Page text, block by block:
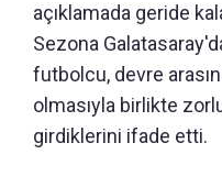
açıklamada geride
Sezona
futbolcu, devre
olmasıyla birlikte
girdiklerini ifade etti.